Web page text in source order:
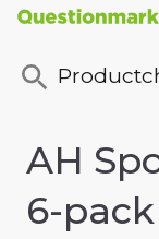
AH
6-